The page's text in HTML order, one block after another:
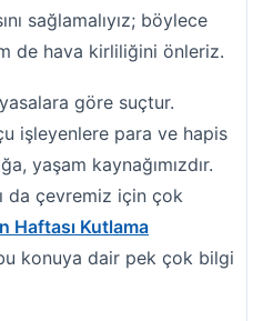
sağlamalıyız; böylece
de hava kirliliğini önleriz.
göre suçtur.
işleyenlere para ve hapis
yaşam kaynağımızdır.
da çevremiz için çok
Haftası Kutlama
konuya dair pek çok bilgi